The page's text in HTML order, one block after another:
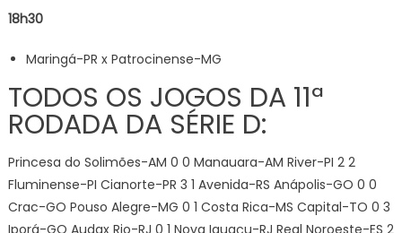
18h30
Maringá-PR x Patrocinense-MG
TODOS OS JOGOS DA 11ª
RODADA DA SÉRIE D:
Princesa do Solimões-AM 0 0 Manauara-AM River-PI 2 2
Fluminense-PI Cianorte-PR 3 1 Avenida-RS Anápolis-GO 0 0
Crac-GO Pouso Alegre-MG 0 1 Costa Rica-MS Capital-TO 0 3
Iporá-GO Audax Rio-RJ 0 1 Nova Iguaçu-RJ Real Noroeste-ES 2